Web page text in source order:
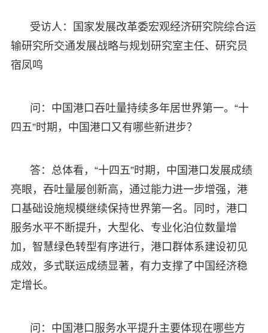
受访人：国家发展改革委宏观经济研究院综合运
输研究所交通发展战略与规划研究室主任、研究员
宿凤鸣
问：中国港口吞吐量持续多年居世界第一。“十
四五”时期，中国港口又有哪些新进步？
答：总体看，“十四五”时期，中国港口发展成绩
亮眼，吞吐量屡创新高，通过能力进一步增强，港
口基础设施规模继续保持世界第一名。同时，港口
服务水平不断提升，大型化、专业化泊位数量增
加，智慧绿色转型有序进行，港口群体系建设初见
成效，多式联运成绩显著，有力支撑了中国经济稳
定增长。
问：中国港口服务水平提升主要体现在哪些方